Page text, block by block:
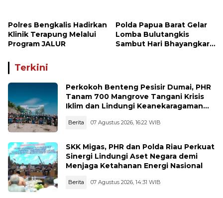
di Tengah Rakyat
Polres Bengkalis Hadirkan
Klinik Terapung Melalui
Program JALUR
Polda Papua Barat Gelar
Lomba Bulutangkis
Sambut Hari Bhayangkara
Terkini
Perkokoh Benteng Pesisir Dumai, PHR
Tanam 700 Mangrove Tangani Krisis
Iklim dan Lindungi Keanekaragaman
Berita 07 Agustus 2026, 16:22 WIB
SKK Migas, PHR dan Polda Riau Perkuat
Sinergi Lindungi Aset Negara demi
Menjaga Ketahanan Energi Nasional
Berita 07 Agustus 2026, 14:31 WIB